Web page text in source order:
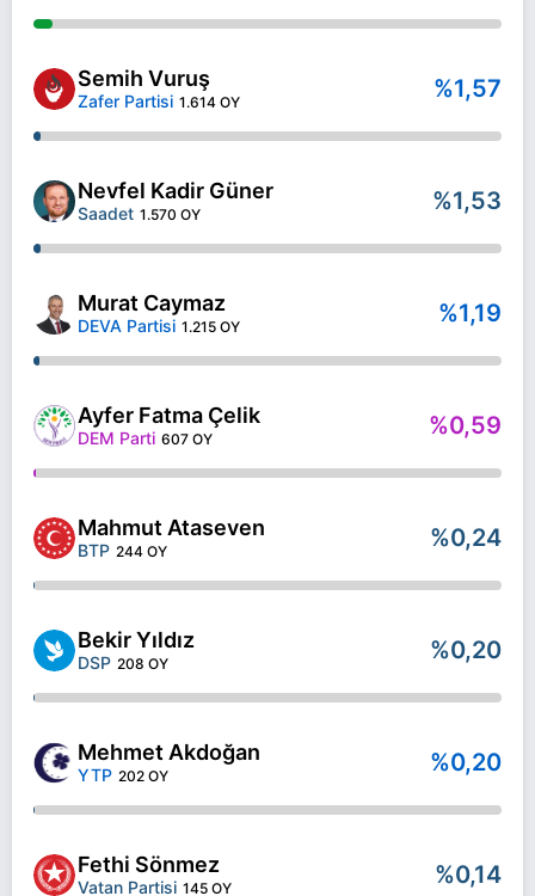
Semih Vuruş
Zafer Partisi 1.614 OY %1,57
Nevfel Kadir Güner
Saadet 1.570 OY %1,53
Murat Caymaz
DEVA Partisi 1.215 OY %1,19
Ayfer Fatma Çelik
DEM Parti 607 OY %0,59
Mahmut Ataseven
BTP 244 OY %0,24
Bekir Yıldız
DSP 208 OY %0,20
Mehmet Akdoğan
YTP 202 OY %0,20
Fethi Sönmez
Vatan Partisi 145 OY %0,14